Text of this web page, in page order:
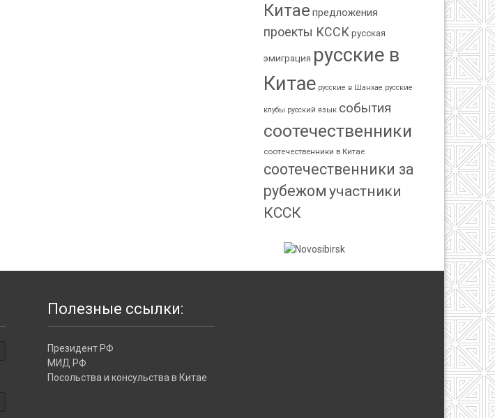
Китае предложения
проекты КССК русская
эмиграция русские в
Китае русские в Шанхае русские
клубы русский язык события
соотечественники
соотечественники в Китае
соотечественники за
рубежом участники
КССК
Полезные ссылки:
Президент РФ
МИД РФ
Посольства и консульства в Китае